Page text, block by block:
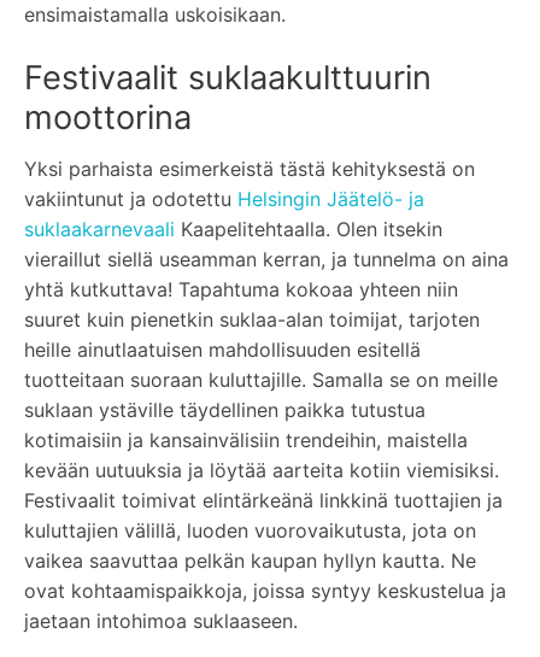
ensimaistamalla uskoisikaan.
Festivaalit suklaakulttuurin
moottorina
Yksi parhaista esimerkeistä tästä kehityksestä on
vakiintunut ja odotettu Helsingin Jäätelö- ja
suklaakarnevaali Kaapelitehtaalla. Olen itsekin
vieraillut siellä useamman kerran, ja tunnelma on aina
yhtä kutkuttava! Tapahtuma kokoaa yhteen niin
suuret kuin pienetkin suklaa-alan toimijat, tarjoten
heille ainutlaatuisen mahdollisuuden esitellä
tuotteitaan suoraan kuluttajille. Samalla se on meille
suklaan ystäville täydellinen paikka tutustua
kotimaisiin ja kansainvälisiin trendeihin, maistella
kevään uutuuksia ja löytää aarteita kotiin viemisiksi.
Festivaalit toimivat elintärkeänä linkkinä tuottajien ja
kuluttajien välillä, luoden vuorovaikutusta, jota on
vaikea saavuttaa pelkän kaupan hyllyn kautta. Ne
ovat kohtaamispaikkoja, joissa syntyy keskustelua ja
jaetaan intohimoa suklaaseen.